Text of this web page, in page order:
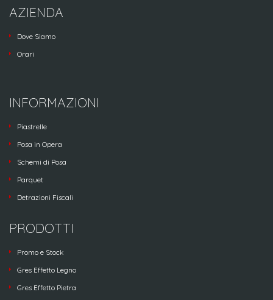
AZIENDA
Dove Siamo
Orari
INFORMAZIONI
Piastrelle
Posa in Opera
Schemi di Posa
Parquet
Detrazioni Fiscali
PRODOTTI
Promo e Stock
Gres Effetto Legno
Gres Effetto Pietra